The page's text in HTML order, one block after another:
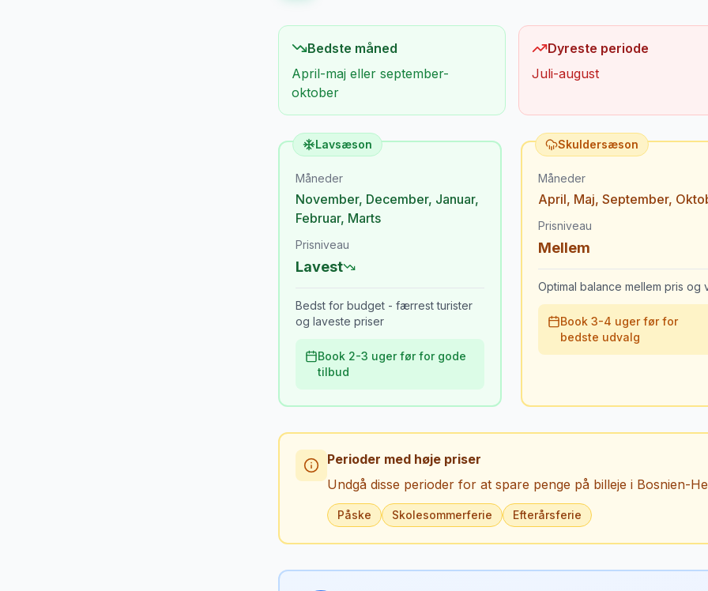
Bedste måned
April-maj eller september-
oktober
Dyreste periode
Juli-august
Lavsæson
Måneder
November, December, Januar,
Februar, Marts
Prisniveau
Lavest
Bedst for budget - færrest turister
og laveste priser
Book 2-3 uger før for gode
tilbud
Skuldersæson
Måneder
April, Maj, September,
Prisniveau
Mellem
Optimal balance mellem pris og
Book 3-4 uger før for
bedste udvalg
Perioder med høje priser
Undgå disse perioder for at spare penge på billeje i Bosnien-
Påske Skolesommerferie Efterårsferie